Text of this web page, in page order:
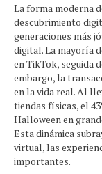
La forma moderna
descubrimiento
generaciones más
digital. La mayoría
en TikTok, seguida
embargo, la
en la vida real. Al
tiendas físicas, el
Halloween en
Esta dinámica
virtual, las
importantes.